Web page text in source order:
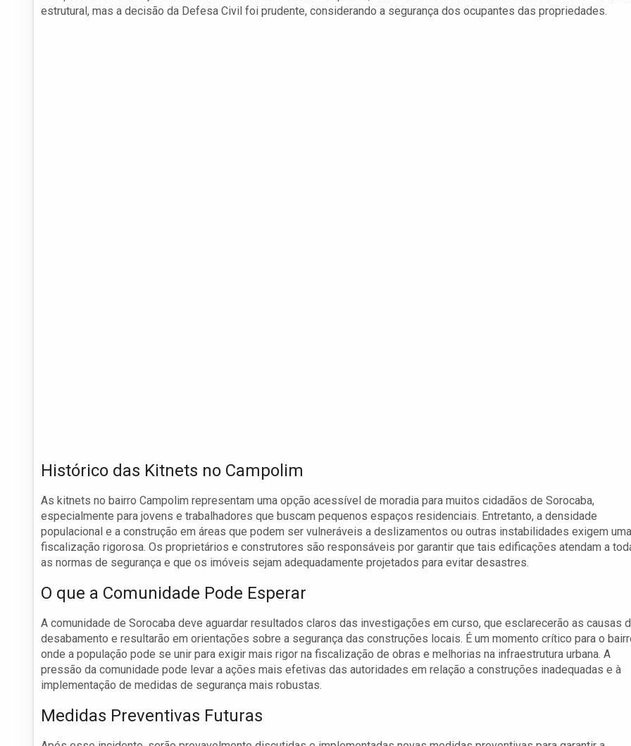
estrutural, mas a decisão da Defesa Civil foi prudente, considerando a segurança dos ocupantes das propriedades.
Histórico das Kitnets no Campolim
As kitnets no bairro Campolim representam uma opção acessível de moradia para muitos cidadãos de Sorocaba,
especialmente para jovens e trabalhadores que buscam pequenos espaços residenciais. Entretanto, a densidade
populacional e a construção em áreas que podem ser vulneráveis a deslizamentos ou outras instabilidades exigem uma
fiscalização rigorosa. Os proprietários e construtores são responsáveis por garantir que tais edificações atendam a
as normas de segurança e que os imóveis sejam adequadamente projetados para evitar desastres.
O que a Comunidade Pode Esperar
A comunidade de Sorocaba deve aguardar resultados claros das investigações em curso, que esclarecerão as causas
desabamento e resultarão em orientações sobre a segurança das construções locais. É um momento crítico para o
onde a população pode se unir para exigir mais rigor na fiscalização de obras e melhorias na infraestrutura urbana. A
pressão da comunidade pode levar a ações mais efetivas das autoridades em relação a construções inadequadas e à
implementação de medidas de segurança mais robustas.
Medidas Preventivas Futuras